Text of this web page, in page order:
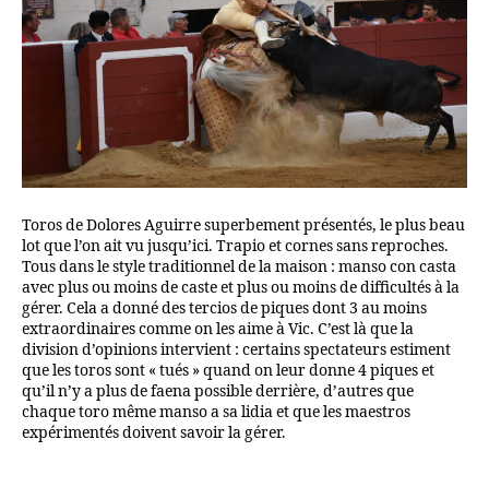
Toros de Dolores Aguirre superbement présentés, le plus beau
lot que l’on ait vu jusqu’ici. Trapio et cornes sans reproches.
Tous dans le style traditionnel de la maison : manso con casta
avec plus ou moins de caste et plus ou moins de difficultés à la
gérer. Cela a donné des tercios de piques dont 3 au moins
extraordinaires comme on les aime à Vic. C’est là que la
division d’opinions intervient : certains spectateurs estiment
que les toros sont « tués » quand on leur donne 4 piques et
qu’il n’y a plus de faena possible derrière, d’autres que
chaque toro même manso a sa lidia et que les maestros
expérimentés doivent savoir la gérer.